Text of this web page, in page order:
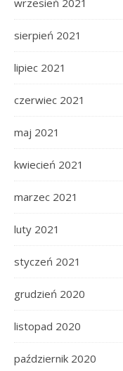
wrzesień 2021
sierpień 2021
lipiec 2021
czerwiec 2021
maj 2021
kwiecień 2021
marzec 2021
luty 2021
styczeń 2021
grudzień 2020
listopad 2020
październik 2020